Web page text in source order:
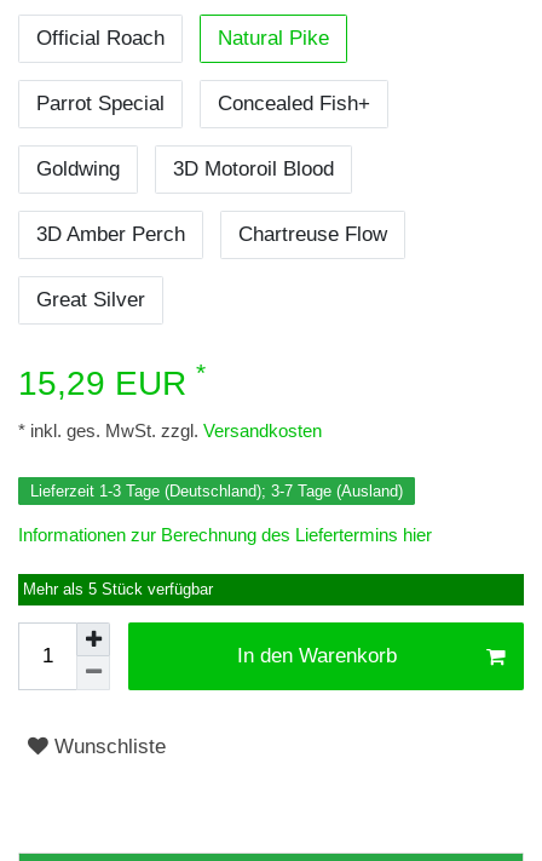
Official Roach Natural Pike
Parrot Special Concealed Fish+
Goldwing 3D Motoroil Blood
3D Amber Perch Chartreuse Flow
Great Silver
15,29 EUR *
* inkl. ges. MwSt. zzgl. Versandkosten
Lieferzeit 1-3 Tage (Deutschland); 3-7 Tage (Ausland)
Informationen zur Berechnung des Liefertermins hier
Mehr als 5 Stück verfügbar
In den Warenkorb
Wunschliste